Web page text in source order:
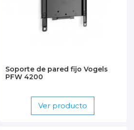
Soporte de pared fijo Vogels
PFW 4200
Ver producto